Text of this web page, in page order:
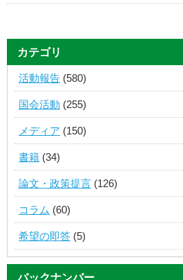
カテゴリ
活動報告 (580)
国会活動 (255)
メディア (150)
書籍 (34)
論文・政策提言 (126)
コラム (60)
希望の即答 (5)
バックナンバー